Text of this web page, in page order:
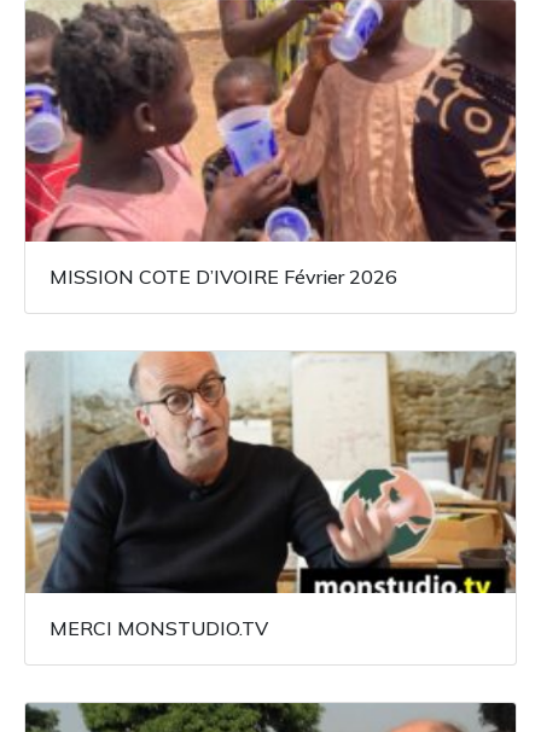
MISSION COTE D’IVOIRE Février 2026
MERCI MONSTUDIO.TV